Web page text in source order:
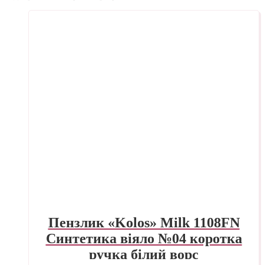
Пензлик «Kolos» Milk 1108FN
Синтетика віяло №04 коротка
ручка білий ворс